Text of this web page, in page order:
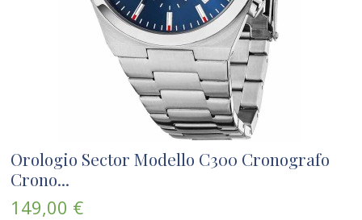
Orologio Sector Modello C300 Cronografo
Crono...
149,00 €